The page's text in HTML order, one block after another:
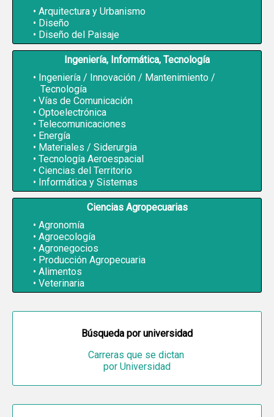
Arquitectura y Urbanismo
Diseño
Diseño del Paisaje
Ingeniería, Informática, Tecnología
Ingeniería / Innovación / Mantenimiento /
Tecnología
Vías de Comunicación
Optoelectrónica
Telecomunicaciones
Energía
Materiales / Siderurgia
Tecnología Aeroespacial
Ciencias del Territorio
Informática y Sistemas
Ciencias Agropecuarias
Agronomía
Agroecología
Agronegocios
Producción Agropecuaria
Alimentos
Veterinaria
Búsqueda por universidad
Carreras que se dictan
por Universidad